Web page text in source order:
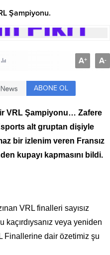
Şampiyonu.
A+ A-
ABONE OL
VRL Şampiyonu… Zafere
alt gruptan dişiyle
bir izlenim veren Fransız
kupayı kapmasını bildi.
VRL finalleri sayısız
veya yeniden
Finallerine dair özetimiz şu